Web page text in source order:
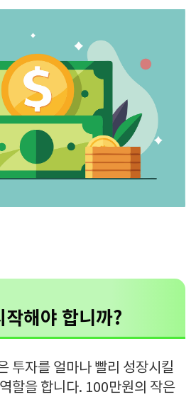
해야 합니까?
투자를 얼마나 빨리 성장시킬
할을 합니다. 100만원의 작은